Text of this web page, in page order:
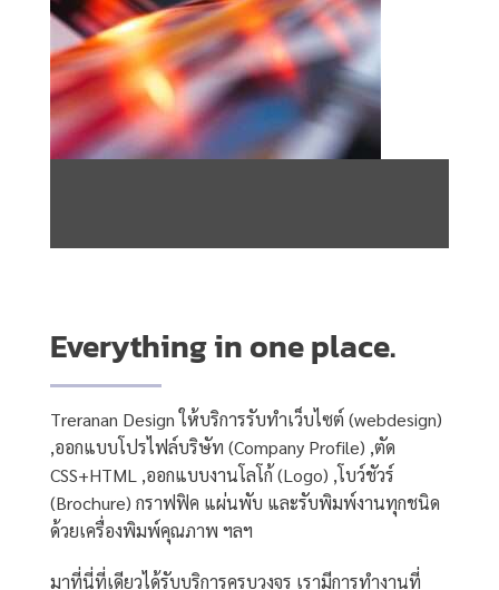
Everything in one place.
Treranan Design ให้บริการรับทำเว็บไซต์ (webdesign)
,ออกแบบโปรไฟล์บริษัท (Company Profile) ,ตัด
CSS+HTML ,ออกแบบงานโลโก้ (Logo) ,โบว์ชัวร์
(Brochure) กราฟฟิค แผ่นพับ และรับพิมพ์งานทุกชนิด
ด้วยเครื่องพิมพ์คุณภาพ ฯลฯ
มาที่นี่ที่เดียวได้รับบริการครบวงจร เรามีการทำงานที่